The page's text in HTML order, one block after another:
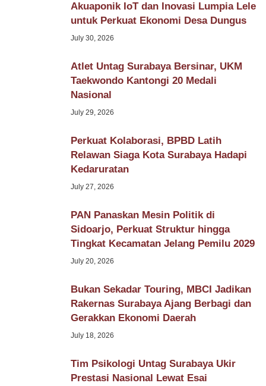
Akuaponik IoT dan Inovasi Lumpia Lele
untuk Perkuat Ekonomi Desa Dungus
July 30, 2026
Atlet Untag Surabaya Bersinar, UKM
Taekwondo Kantongi 20 Medali
Nasional
July 29, 2026
Perkuat Kolaborasi, BPBD Latih
Relawan Siaga Kota Surabaya Hadapi
Kedaruratan
July 27, 2026
PAN Panaskan Mesin Politik di
Sidoarjo, Perkuat Struktur hingga
Tingkat Kecamatan Jelang Pemilu 2029
July 20, 2026
Bukan Sekadar Touring, MBCI Jadikan
Rakernas Surabaya Ajang Berbagi dan
Gerakkan Ekonomi Daerah
July 18, 2026
Tim Psikologi Untag Surabaya Ukir
Prestasi Nasional Lewat Esai